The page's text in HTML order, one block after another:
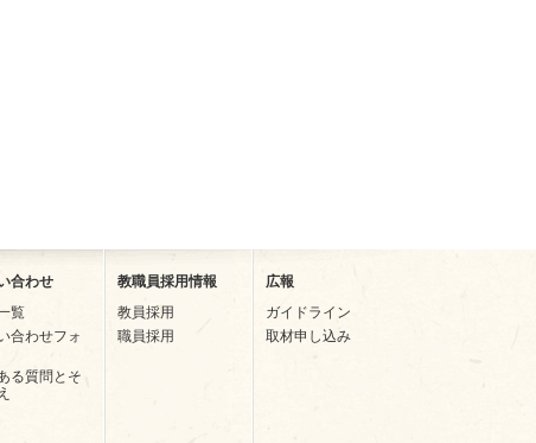
合わせ
覧
合わせフォ
る質問とそ
教職員採用情報
教員採用
職員採用
広報
ガイドライン
取材申し込み